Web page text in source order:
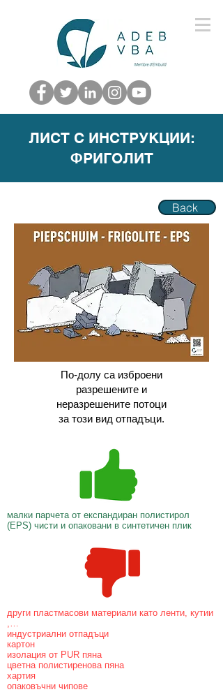
ЛИСТ С ИНСТРУКЦИИ:
ФРИГОЛИТ
Back
По-долу са изброени
разрешените и
неразрешените потоци
за този вид отпадъци.
малки парчета от експандиран полистирол
(EPS) чисти и опаковани в синтетичен плик
други пластмасови материали като ленти, кутии
,…
индустриални отпадъци
картон
изолация от PUR пяна
цветна полистиренова пяна
хартия
опаковъчни чипове